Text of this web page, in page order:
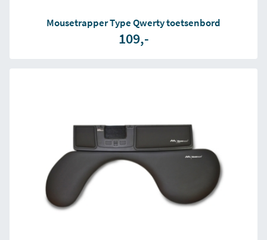
Mousetrapper Type Qwerty toetsenbord
109,-